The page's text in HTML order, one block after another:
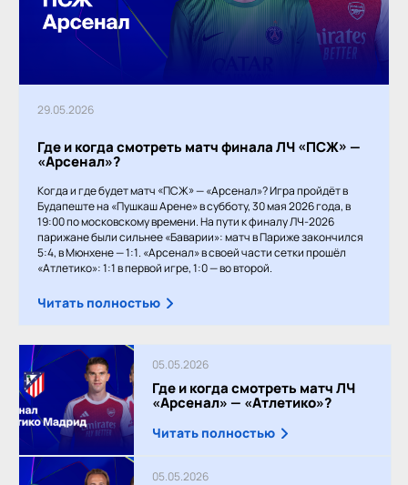
29.05.2026
Где и когда смотреть матч финала ЛЧ «ПСЖ» —
«Арсенал»?
Когда и где будет матч «ПСЖ» — «Арсенал»? Игра пройдёт в
Будапеште на «Пушкаш Арене» в субботу, 30 мая 2026 года, в
19:00 по московскому времени. На пути к финалу ЛЧ-2026
парижане были сильнее «Баварии»: матч в Париже закончился
5:4, в Мюнхене — 1:1. «Арсенал» в своей части сетки прошёл
«Атлетико»: 1:1 в первой игре, 1:0 — во второй.
Читать полностью
05.05.2026
Где и когда смотреть матч ЛЧ
«Арсенал» — «Атлетико»?
Читать полностью
05.05.2026